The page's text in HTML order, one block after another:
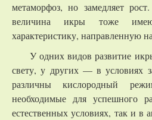
метаморфоз, но замедляет
величина икры тоже
характеристику, направленную
У одних видов развитие
свету, у других — в условиях
различны кислородный
необходимые для успешного
естественных условиях, так и в